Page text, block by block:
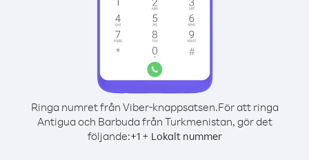
Ringa numret från Viber-knappsatsen.För att ringa
Antigua och Barbuda från Turkmenistan, gör det
följande:+1+ Lokalt nummer